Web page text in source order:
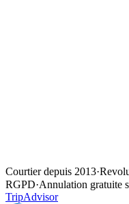
Courtier depuis 2013·
RGPD·Annulation gratuite
TripAdvisor